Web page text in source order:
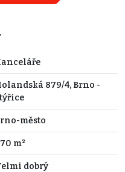
879/4, Brno -
město
m²
dobrý